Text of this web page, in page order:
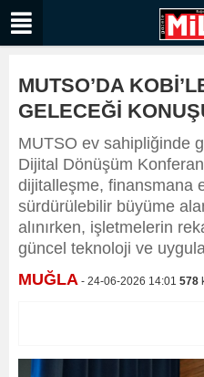
MUTSO’DA
GELECEĞİ
MUTSO ev sahipliğinde
Dijital Dönüşüm
dijitalleşme, finansmana
sürdürülebilir büyüme
alınırken, işletmelerin
güncel teknoloji ve
MUĞLA - 24-06-2026 14:01 578